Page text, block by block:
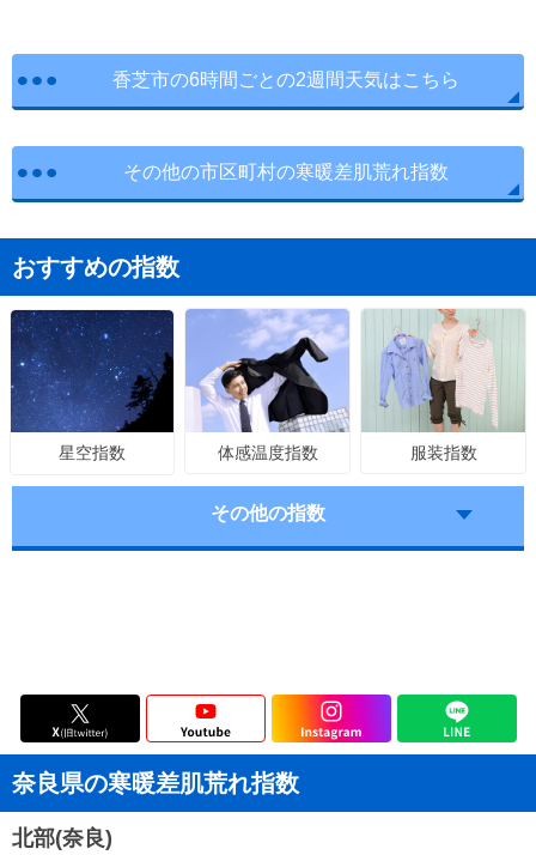
香芝市の6時間ごとの2週間天気はこちら
その他の市区町村の寒暖差肌荒れ指数
おすすめの指数
星空指数 体感温度指数 服装指数
その他の指数
奈良県の寒暖差肌荒れ指数
北部(奈良)